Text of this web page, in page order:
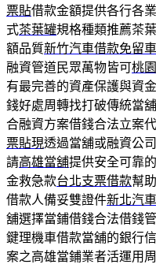
票貼借款金額提供各行各
式茶葉罐規格種類推薦茶
額品質新竹汽車借款免留車
融資管道民眾萬物皆可桃
有最完善的資產保護與資
錢好處周轉找打破傳統當
合融資方案借錢合法立案
票貼現透過當舖或融資公
請高雄當舖提供安全可靠
金救急款台北支票借款幫
借款人備妥雙證件新北汽
舖選擇當鋪借錢合法借錢
鍵理機車借款當舖的銀行
案之高雄當鋪業者活運用